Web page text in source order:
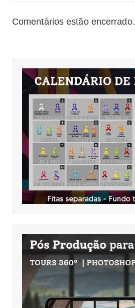
Comentários estão encerrado.